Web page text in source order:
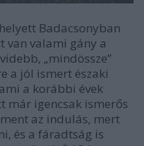
Badacsonyban
van valami gány a
„mindössze”
a jól ismert északi
a korábbi évek
már igencsak ismerős
az indulás, mert
és a fáradtság is